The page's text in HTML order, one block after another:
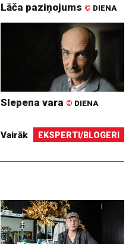
Lāča paziņojums © DIENA
Slepena vara © DIENA
Vairāk EKSPERTI/BLOGERI